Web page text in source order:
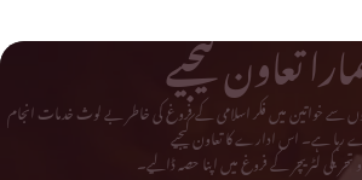
تعاون کیجیے
سے خواتین میں فکر اسلامی کے فروغ کی خاطر بے لوث خدمات انجام
رہا ہے۔ اس ادارے کا تعاون کیجیے
تحریکی لٹریچر کے فروغ میں اپنا حصہ ڈالیے۔